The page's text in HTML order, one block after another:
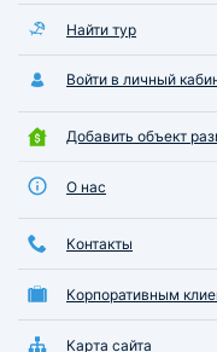
Найти тур
Войти в личный
Добавить объект
О нас
Контакты
Корпоративным
Карта сайта